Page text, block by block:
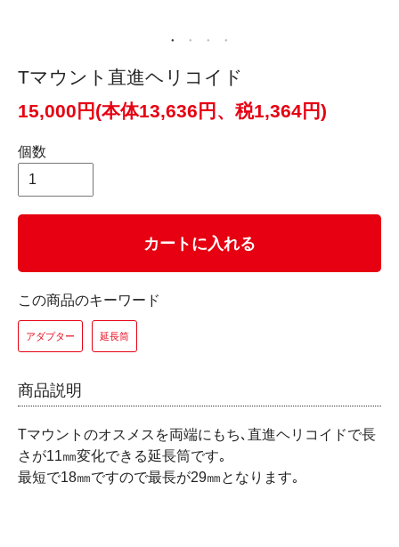
Tマウント直進ヘリコイド
15,000円(本体13,636円、税1,364円)
個数
カートに入れる
この商品のキーワード
アダプター 延長筒
商品説明
Tマウントのオスメスを両端にもち､直進ヘリコイドで長
さが11㎜変化できる延長筒です｡
最短で18㎜ですので最長が29㎜となります｡